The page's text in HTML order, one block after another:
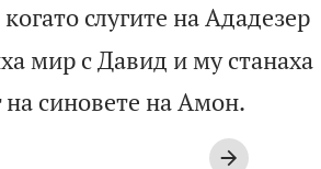
слугите на Ададезер
мир с Давид и му станаха
на синовете на Амон.